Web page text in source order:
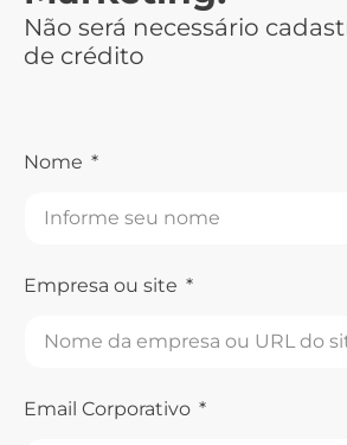
Não será necessário
de crédito
Nome
Empresa ou site
Email Corporativo